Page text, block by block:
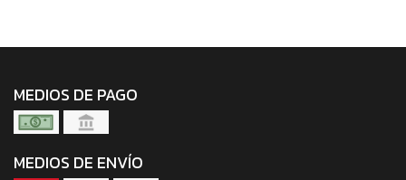
MEDIOS DE PAGO
MEDIOS DE ENVÍO